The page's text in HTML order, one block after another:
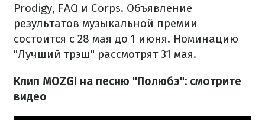
Prodigy, FAQ и Corps. Объявление
результатов музыкальной премии
состоится с 28 мая до 1 июня. Номинацию
"Лучший трэш" рассмотрят 31 мая.
Клип MOZGI на песню "Полюбэ": смотрите
видео